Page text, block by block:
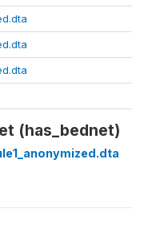
(has_bednet)